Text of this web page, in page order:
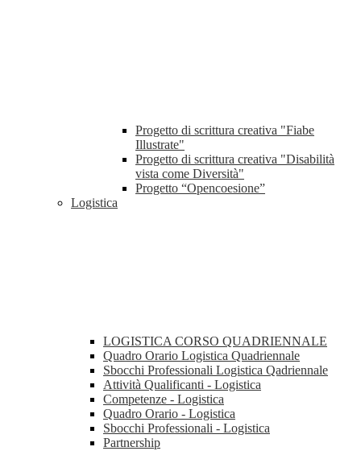
Progetto di scrittura creativa "Fiabe
Illustrate"
Progetto di scrittura creativa "Disabilità
vista come Diversità"
Progetto “Opencoesione”
Logistica
LOGISTICA CORSO QUADRIENNALE
Quadro Orario Logistica Quadriennale
Sbocchi Professionali Logistica Qadriennale
Attività Qualificanti - Logistica
Competenze - Logistica
Quadro Orario - Logistica
Sbocchi Professionali - Logistica
Partnership